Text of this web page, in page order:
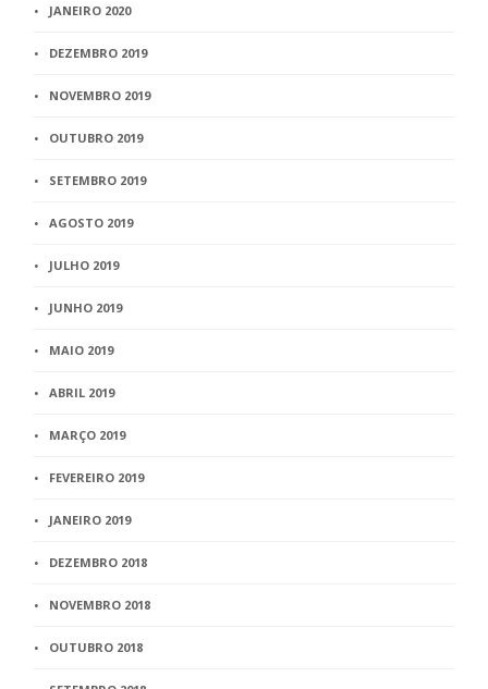
JANEIRO 2020
DEZEMBRO 2019
NOVEMBRO 2019
OUTUBRO 2019
SETEMBRO 2019
AGOSTO 2019
JULHO 2019
JUNHO 2019
MAIO 2019
ABRIL 2019
MARÇO 2019
FEVEREIRO 2019
JANEIRO 2019
DEZEMBRO 2018
NOVEMBRO 2018
OUTUBRO 2018